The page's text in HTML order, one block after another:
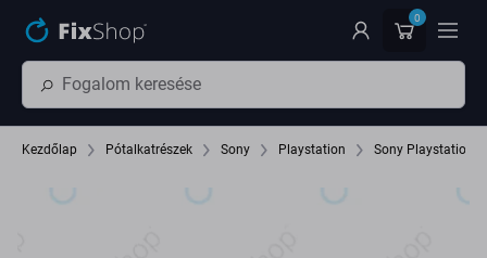
0
Kezdőlap Pótalkatrészek Sony Playstation Sony Playstation 4